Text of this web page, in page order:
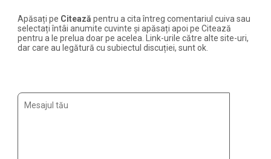
Apăsați pe Citează pentru a cita întreg comentariul cuiva sau
selectați întâi anumite cuvinte și apăsați apoi pe Citează
pentru a le prelua doar pe acelea. Link-urile către alte site-uri,
dar care au legătură cu subiectul discuției, sunt ok.